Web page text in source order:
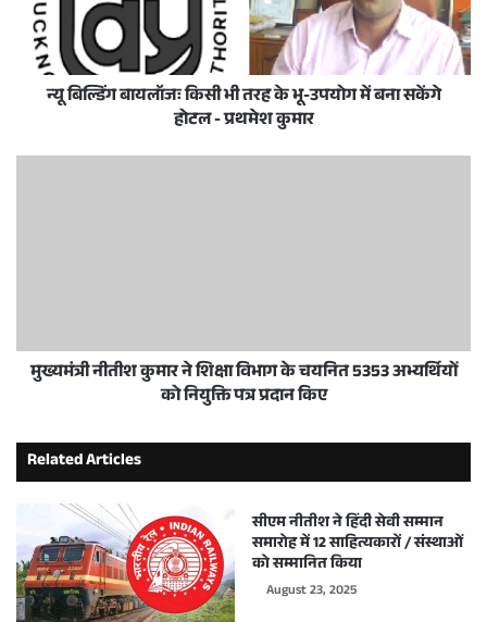
न्यू बिल्डिंग बायलॉजः किसी भी तरह के भू-उपयोग में बना सकेंगे
होटल - प्रथमेश कुमार
मुख्यमंत्री नीतीश कुमार ने शिक्षा विभाग के चयनित 5353 अभ्यर्थियों
को नियुक्ति पत्र प्रदान किए
Related Articles
सीएम नीतीश ने हिंदी सेवी सम्मान
समारोह में 12 साहित्यकारों / संस्थाओं
को सम्मानित किया
August 23, 2025